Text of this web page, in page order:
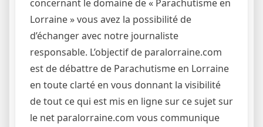
concernant le domaine de « Parachutisme en
Lorraine » vous avez la possibilité de
d’échanger avec notre journaliste
responsable. L’objectif de paralorraine.com
est de débattre de Parachutisme en Lorraine
en toute clarté en vous donnant la visibilité
de tout ce qui est mis en ligne sur ce sujet sur
le net paralorraine.com vous communique